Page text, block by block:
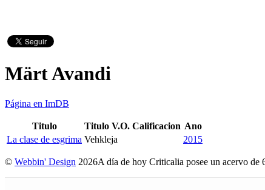
Märt Avandi
Página en ImDB
Titulo Titulo V.O. Calificacion Ano
La clase de esgrima Vehkleja 2015
© Webbin' Design 2026A día de hoy Criticalia posee un acervo de